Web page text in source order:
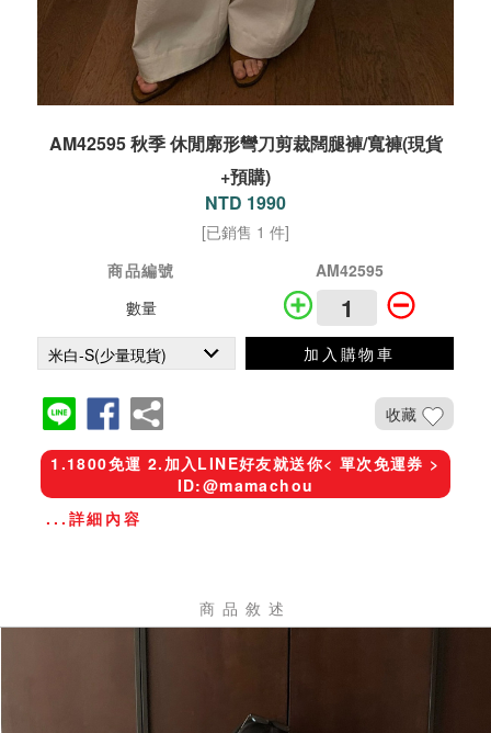
AM42595 秋季 休閒廓形彎刀剪裁闊腿褲/寬褲(現貨
+預購)
NTD 1990
[已銷售 1 件]
商品編號
AM42595
數量
加入購物車
收藏
1.1800免運 2.加入LINE好友就送你< 單次免運券 >
ID:@mamachou
...詳細內容
商品敘述